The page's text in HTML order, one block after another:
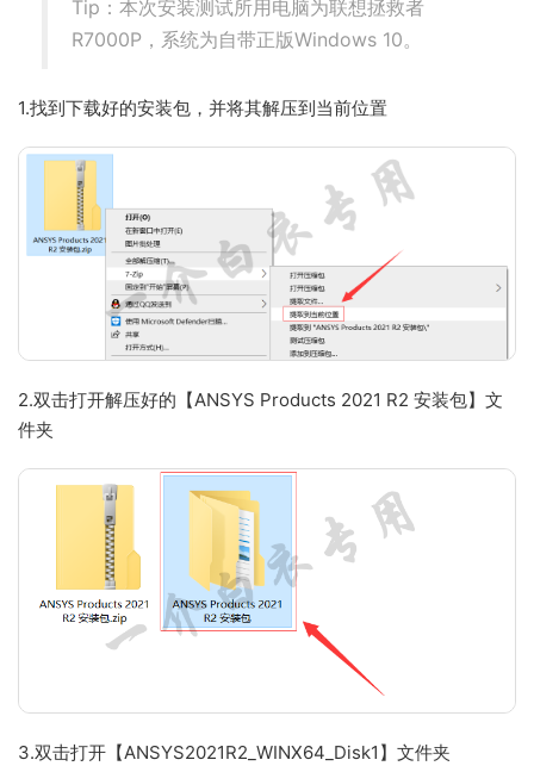
Tip：本次安装测试所用电脑为联想拯救者
R7000P，系统为自带正版Windows 10。
1.找到下载好的安装包，并将其解压到当前位置
2.双击打开解压好的【ANSYS Products 2021 R2 安装包】文
件夹
3.双击打开【ANSYS2021R2_WINX64_Disk1】文件夹